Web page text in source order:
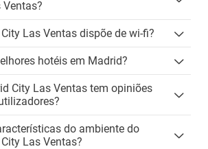
Las Ventas dispõe de wi-fi?
hotéis em Madrid?
City Las Ventas tem opiniões
do ambiente do
Las Ventas?